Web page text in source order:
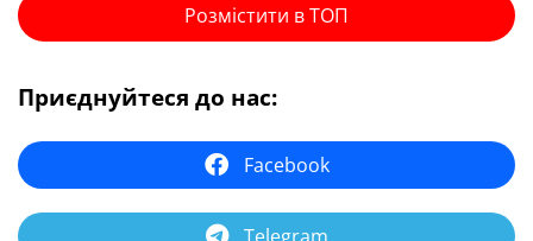
Розмістити в ТОП
Приєднуйтеся до нас:
Facebook